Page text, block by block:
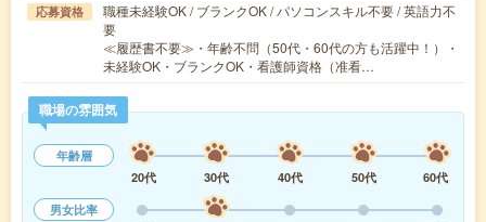
応募資格
職種未経験OK / ブランクOK / パソコンスキル不要 / 英語力不
要
≪履歴書不要≫・年齢不問（50代・60代の方も活躍中！）・
未経験OK・ブランクOK・看護師資格（准看…
職場の雰囲気
年齢層
20代
30代 40代 50代
60代
男女比率